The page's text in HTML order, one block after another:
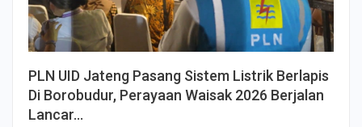
PLN UID Jateng Pasang Sistem Listrik Berlapis
Di Borobudur, Perayaan Waisak 2026 Berjalan
Lancar…